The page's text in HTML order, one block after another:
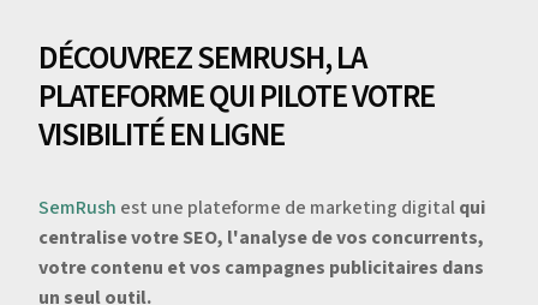
DÉCOUVREZ SEMRUSH, LA
PLATEFORME QUI PILOTE VOTRE
VISIBILITÉ EN LIGNE
SemRush est une plateforme de marketing digitalqui
centralise votre SEO, l'analyse de vos concurrents,
votre contenu et vos campagnes publicitaires dans
un seul outil.